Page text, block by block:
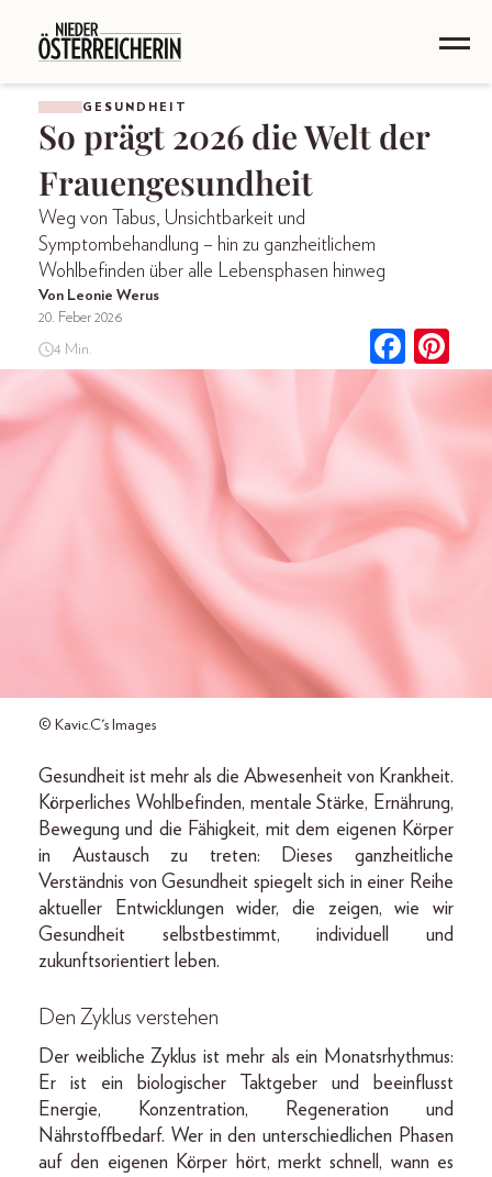
GESUNDHEIT
So prägt 2026 die Welt der
Frauengesundheit
Weg von Tabus, Unsichtbarkeit und
Symptombehandlung – hin zu ganzheitlichem
Wohlbefinden über alle Lebensphasen hinweg
Von Leonie Werus
20. Feber 2026
4 Min.
© Kavic.C's Images
Gesundheit ist mehr als die Abwesenheit von Krankheit.
Körperliches Wohlbefinden, mentale Stärke, Ernährung,
Bewegung und die Fähigkeit, mit dem eigenen Körper
in Austausch zu treten: Dieses ganzheitliche
Verständnis von Gesundheit spiegelt sich in einer Reihe
aktueller Entwicklungen wider, die zeigen, wie wir
Gesundheit selbstbestimmt, individuell und
zukunftsorientiert leben.
Den Zyklus verstehen
Der weibliche Zyklus ist mehr als ein Monatsrhythmus:
Er ist ein biologischer Taktgeber und beeinflusst
Energie, Konzentration, Regeneration und
Nährstoffbedarf. Wer in den unterschiedlichen Phasen
auf den eigenen Körper hört, merkt schnell, wann es